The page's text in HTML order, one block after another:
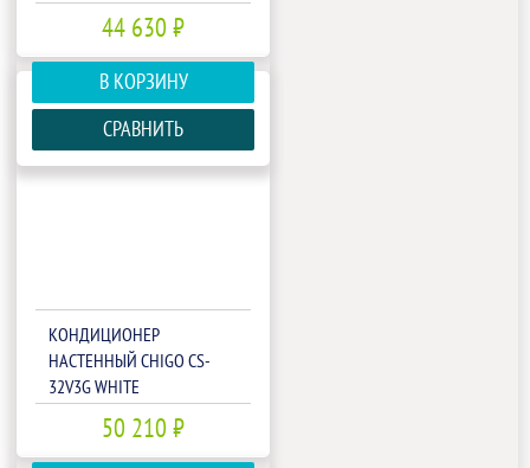
44 630 ₽
В КОРЗИНУ
СРАВНИТЬ
КОНДИЦИОНЕР
НАСТЕННЫЙ CHIGO CS-
32V3G WHITE
50 210 ₽